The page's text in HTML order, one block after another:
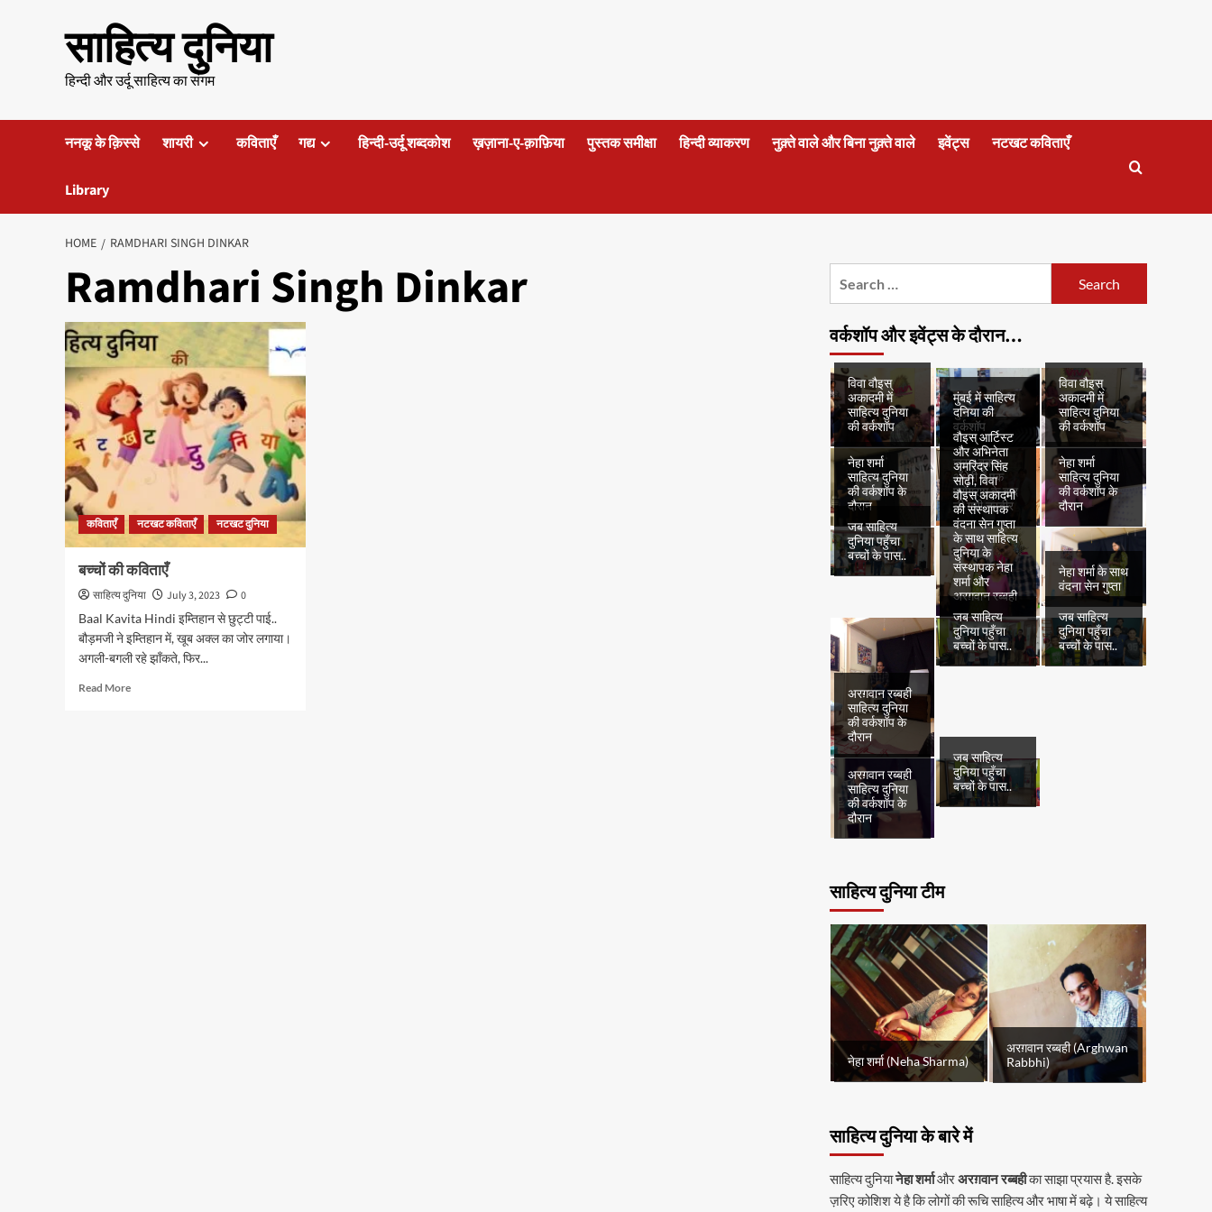
साहित्य दुनिया
हिन्दी और उर्दू साहित्य का संगम
ननकू के क़िस्से शायरी कविताएँ गद्य हिन्दी-उर्दू शब्दकोश ख़ज़ाना-ए-क़ाफ़िया पुस्तक समीक्षा हिन्दी व्याकरण नुक़्ते वाले और बिना नुक़्ते वाले इवेंट्स नटखट कविताएँ
Library
HOME RAMDHARI SINGH DINKAR
Ramdhari Singh Dinkar
कविताएँ नटखट कविताएँ नटखट दुनिया
बच्चों की कविताएँ
साहित्य दुनिया July 3, 2023
0
Baal Kavita Hindi इम्तिहान से छुट्टी पाई..
बौड़मजी ने इम्तिहान में, खूब अक्ल का जोर लगाया।
अगली-बगली रहे झाँकते, फिर...
Read MoreRead
वर्कशॉप और इवेंट्स के दौरान…
विवा वौइस्
अकादमी में
साहित्य दुनिया
की वर्कशॉप
मुंबई में साहित्य
दुनिया की
वर्कशॉप
विवा वौइस्
अकादमी में
साहित्य दुनिया
की वर्कशॉप
नेहा शर्मा
साहित्य दुनिया
की वर्कशॉप के
दौरान
जस्ट बुक्स
अँधेरी में एक
प्रोग्राम के बाद
ली गयी तस्वीर
नेहा शर्मा
साहित्य दुनिया
की वर्कशॉप के
दौरान
जब साहित्य
दुनिया पहुँचा
बच्चों के पास..
वौइस् आर्टिस्ट
और अभिनेता
अमरिंदर सिंह
सोढ़ी, विवा
वौइस् अकादमी
की संस्थापक
वंदना सेन गुप्ता
के साथ साहित्य
दुनिया के
संस्थापक नेहा
शर्मा और
अरग़वान रब्बही
नेहा शर्मा के साथ
वंदना सेन गुप्ता
अरग़वान रब्बही
साहित्य दुनिया
की वर्कशॉप के
दौरान
जब साहित्य
दुनिया पहुँचा
बच्चों के पास..
जब साहित्य
दुनिया पहुँचा
बच्चों के पास..
अरग़वान रब्बही
साहित्य दुनिया
की वर्कशॉप के
दौरान
जब साहित्य
दुनिया पहुँचा
बच्चों के पास..
साहित्य दुनिया टीम
नेहा शर्मा (Neha Sharma)
अरग़वान रब्बही (Arghwan
Rabbhi)
साहित्य दुनिया के बारे में
साहित्य दुनियानेहा शर्माऔरअरग़वान रब्बहीका साझा प्रयास है. इसके
ज़रिए कोशिश ये है कि लोगों की रूचि साहित्य और भाषा में बढ़े। ये साहित्य